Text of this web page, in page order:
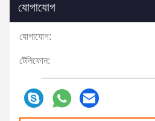
যোগাযোগ
যোগাযোগ:
টেলিফোন: